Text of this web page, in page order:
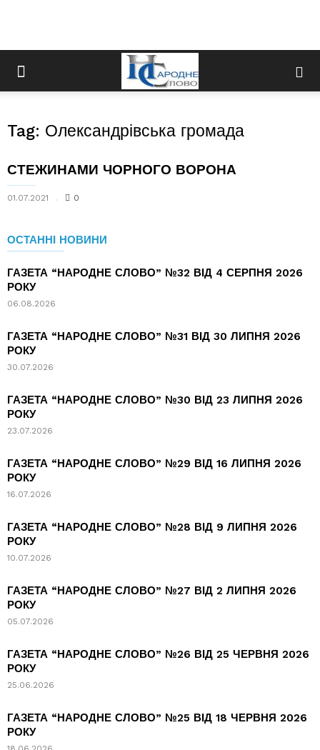
Tag: Олександрівська громада
СТЕЖИНАМИ ЧОРНОГО ВОРОНА
01.07.2021 0
ОСТАННІ НОВИНИ
ГАЗЕТА “НАРОДНЕ СЛОВО” №32 ВІД 4 СЕРПНЯ 2026
РОКУ
06.08.2026
ГАЗЕТА “НАРОДНЕ СЛОВО” №31 ВІД 30 ЛИПНЯ 2026
РОКУ
30.07.2026
ГАЗЕТА “НАРОДНЕ СЛОВО” №30 ВІД 23 ЛИПНЯ 2026
РОКУ
23.07.2026
ГАЗЕТА “НАРОДНЕ СЛОВО” №29 ВІД 16 ЛИПНЯ 2026
РОКУ
16.07.2026
ГАЗЕТА “НАРОДНЕ СЛОВО” №28 ВІД 9 ЛИПНЯ 2026
РОКУ
10.07.2026
ГАЗЕТА “НАРОДНЕ СЛОВО” №27 ВІД 2 ЛИПНЯ 2026
РОКУ
05.07.2026
ГАЗЕТА “НАРОДНЕ СЛОВО” №26 ВІД 25 ЧЕРВНЯ 2026
РОКУ
25.06.2026
ГАЗЕТА “НАРОДНЕ СЛОВО” №25 ВІД 18 ЧЕРВНЯ 2026
РОКУ